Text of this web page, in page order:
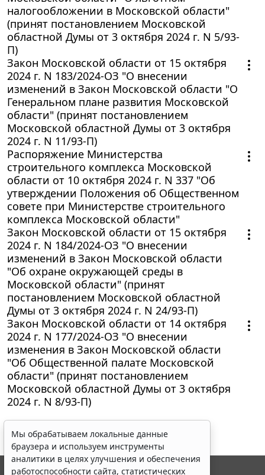
налогообложении в Московской области"
(принят постановлением Московской
областной Думы от 3 октября 2024 г. N 5/93-
П)
Закон Московской области от 15 октября
2024 г. N 183/2024-ОЗ "О внесении
изменений в Закон Московской области "О
Генеральном плане развития Московской
области" (принят постановлением
Московской областной Думы от 3 октября
2024 г. N 11/93-П)
Распоряжение Министерства
строительного комплекса Московской
области от 10 октября 2024 г. N 337 "Об
утверждении Положения об Общественном
совете при Министерстве строительного
комплекса Московской области"
Закон Московской области от 15 октября
2024 г. N 184/2024-ОЗ "О внесении
изменений в Закон Московской области
"Об охране окружающей среды в
Московской области" (принят
постановлением Московской областной
Думы от 3 октября 2024 г. N 24/93-П)
Закон Московской области от 14 октября
2024 г. N 177/2024-ОЗ "О внесении
изменения в Закон Московской области
"Об Общественной палате Московской
области" (принят постановлением
Московской областной Думы от 3 октября
2024 г. N 8/93-П)
Мы обрабатываем локальные данные
браузера и используем инструменты
аналитики в целях улучшения и обеспечения
работоспособности сайта, статистических